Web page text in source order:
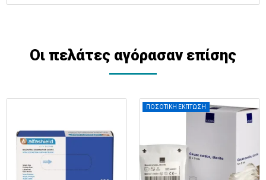
Οι πελάτες αγόρασαν επίσης
ΠΟΣΟΤΙΚΗ ΕΚΠΤΩΣΗ